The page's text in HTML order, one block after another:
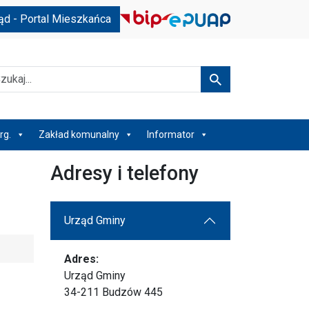
- Portal Mieszkańca
Szukaj
Zakład komunalny Informator
Adresy i telefony
Urząd Gminy
Adres:
Urząd Gminy
34-211 Budzów 445